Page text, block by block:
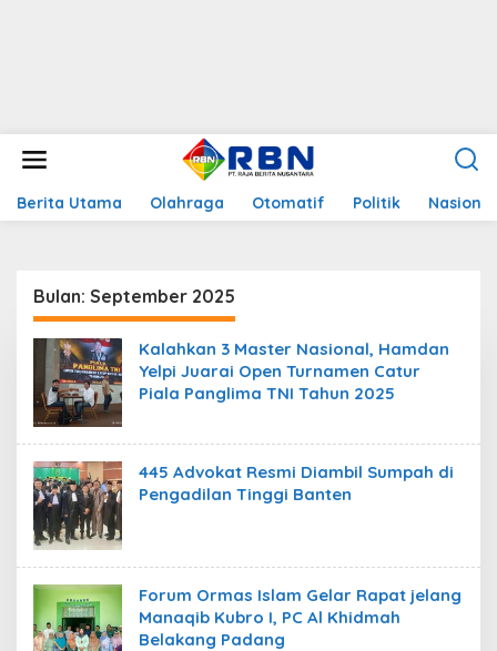
t
Berita Utama Olahraga Otomatif Politik Nasional
Bulan: September 2025
Kalahkan 3 Master Nasional, Hamdan
Yelpi Juarai Open Turnamen Catur
Piala Panglima TNI Tahun 2025
445 Advokat Resmi Diambil Sumpah di
Pengadilan Tinggi Banten
Forum Ormas Islam Gelar Rapat jelang
Manaqib Kubro I, PC Al Khidmah
Belakang Padang